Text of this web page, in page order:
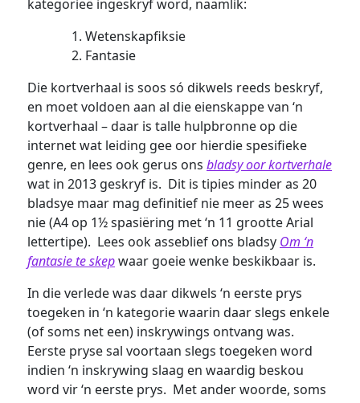
kategorieë ingeskryf word, naamlik:
Wetenskapfiksie
Fantasie
Die kortverhaal is soos só dikwels reeds beskryf,
en moet voldoen aan al die eienskappe van ‘n
kortverhaal – daar is talle hulpbronne op die
internet wat leiding gee oor hierdie spesifieke
genre, en lees ook gerus onsbladsy oor kortverhale
wat in 2013 geskryf is. Dit is tipies minder as 20
bladsye maar mag definitief nie meer as 25 wees
nie (A4 op 1½ spasiëring met ‘n 11 grootte Arial
lettertipe). Lees ook asseblief ons bladsy Om ‘n
fantasie te skepwaar goeie wenke beskikbaar is.
In die verlede was daar dikwels ‘n eerste prys
toegeken in ‘n kategorie waarin daar slegs enkele
(of soms net een) inskrywings ontvang was.
Eerste pryse sal voortaan slegs toegeken word
indien ‘n inskrywing slaag en waardig beskou
word vir ‘n eerste prys. Met ander woorde, soms